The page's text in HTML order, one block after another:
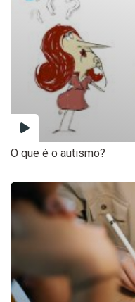
O que é o autismo?